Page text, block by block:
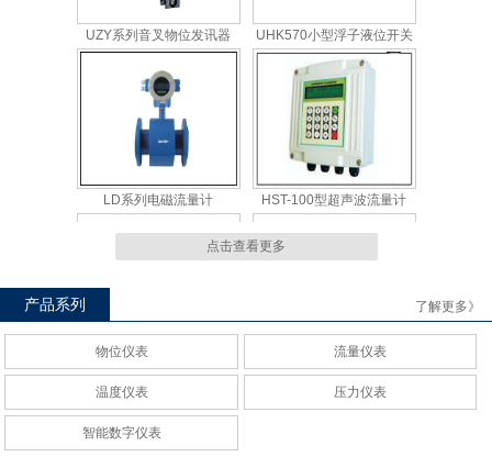
LD系列电磁流量计 HST-100型超声波流量计
压力变送器
点击查看更多
产品系列 了解更多》
物位仪表 流量仪表
温度仪表 压力仪表
智能数字仪表